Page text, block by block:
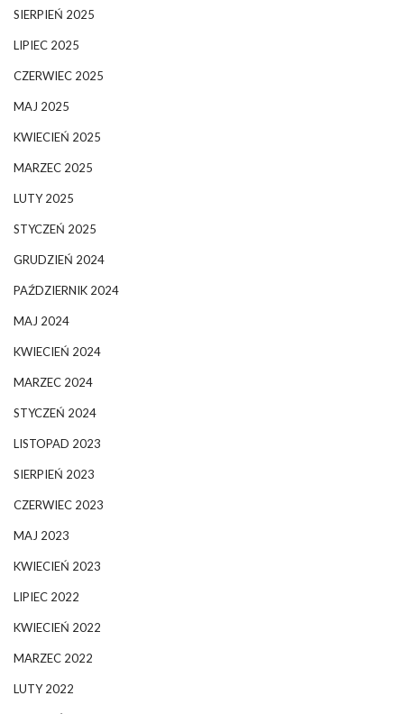
SIERPIEŃ 2025
LIPIEC 2025
CZERWIEC 2025
MAJ 2025
KWIECIEŃ 2025
MARZEC 2025
LUTY 2025
STYCZEŃ 2025
GRUDZIEŃ 2024
PAŹDZIERNIK 2024
MAJ 2024
KWIECIEŃ 2024
MARZEC 2024
STYCZEŃ 2024
LISTOPAD 2023
SIERPIEŃ 2023
CZERWIEC 2023
MAJ 2023
KWIECIEŃ 2023
LIPIEC 2022
KWIECIEŃ 2022
MARZEC 2022
LUTY 2022